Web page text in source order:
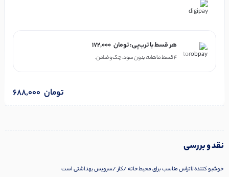
هر قسط با ترب‌پی: 172,000 تومان
۴ قسط ماهانه. بدون سود، چک و ضامن.
688,000 تومان
نقد و بررسی
خوشبو کننده لاتراس مناسب برای محیط خانه /کار /سرویس بهداشتی است